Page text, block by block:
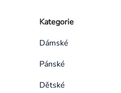
kategorie
Kategorie
Dámské
Pánské
Dětské